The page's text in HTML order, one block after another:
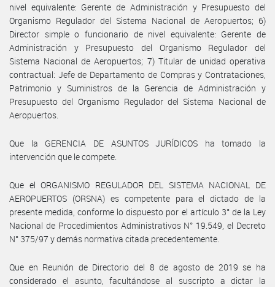
nivel equivalente: Gerente de Administración y Presupuesto del
Organismo Regulador del Sistema Nacional de Aeropuertos; 6)
Director simple o funcionario de nivel equivalente: Gerente de
Administración y Presupuesto del Organismo Regulador del
Sistema Nacional de Aeropuertos; 7) Titular de unidad operativa
contractual: Jefe de Departamento de Compras y Contrataciones,
Patrimonio y Suministros de la Gerencia de Administración y
Presupuesto del Organismo Regulador del Sistema Nacional de
Aeropuertos.
Que la GERENCIA DE ASUNTOS JURÍDICOS ha tomado la
intervención que le compete.
Que el ORGANISMO REGULADOR DEL SISTEMA NACIONAL DE
AEROPUERTOS (ORSNA) es competente para el dictado de la
presente medida, conforme lo dispuesto por el artículo 3° de la Ley
Nacional de Procedimientos Administrativos N° 19.549, el Decreto
N° 375/97 y demás normativa citada precedentemente.
Que en Reunión de Directorio del 8 de agosto de 2019 se ha
considerado el asunto, facultándose al suscripto a dictar la